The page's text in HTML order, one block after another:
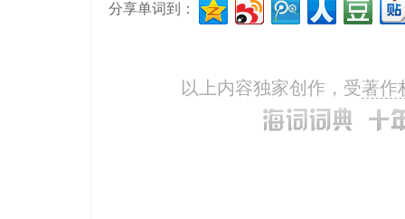
分享单词到：
以上内容独家创作，受著作